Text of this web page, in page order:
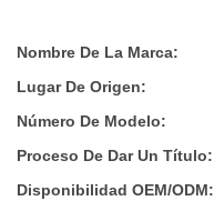
Nombre De La Marca:
Lugar De Origen:
Número De Modelo:
Proceso De Dar Un Título:
Disponibilidad OEM/ODM: